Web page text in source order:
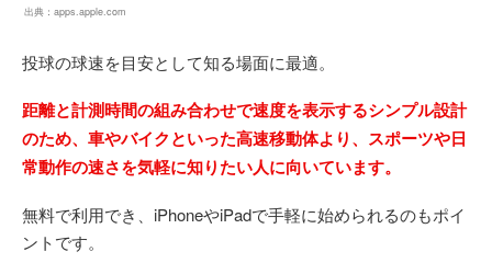
出典： apps.apple.com
投球の球速を目安として知る場面に最適。
距離と計測時間の組み合わせで速度を表示するシンプル設計
のため、車やバイクといった高速移動体より、スポーツや日
常動作の速さを気軽に知りたい人に向いています。
無料で利用でき、iPhoneやiPadで手軽に始められるのもポイ
ントです。